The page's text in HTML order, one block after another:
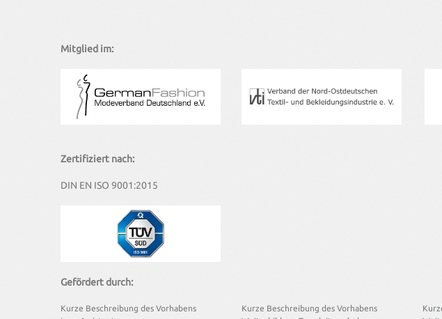
Mitglied im:
Zertifiziert nach:
DIN EN ISO 9001:2015
Gefördert durch:
Kurze Beschreibung des Vorhabens
Kurze Beschreibung des Vorhabens